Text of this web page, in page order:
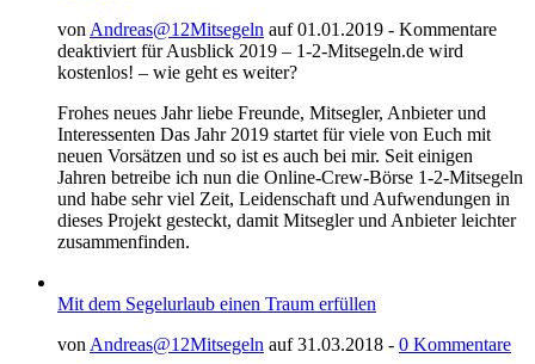
von Andreas@12Mitsegeln auf 01.01.2019 - Kommentare
deaktiviert für Ausblick 2019 – 1-2-Mitsegeln.de wird
kostenlos! – wie geht es weiter?
Frohes neues Jahr liebe Freunde, Mitsegler, Anbieter und
Interessenten Das Jahr 2019 startet für viele von Euch mit
neuen Vorsätzen und so ist es auch bei mir. Seit einigen
Jahren betreibe ich nun die Online-Crew-Börse 1-2-Mitsegeln
und habe sehr viel Zeit, Leidenschaft und Aufwendungen in
dieses Projekt gesteckt, damit Mitsegler und Anbieter leichter
zusammenfinden.
Mit dem Segelurlaub einen Traum erfüllen
von Andreas@12Mitsegeln auf 31.03.2018 - 0 Kommentare